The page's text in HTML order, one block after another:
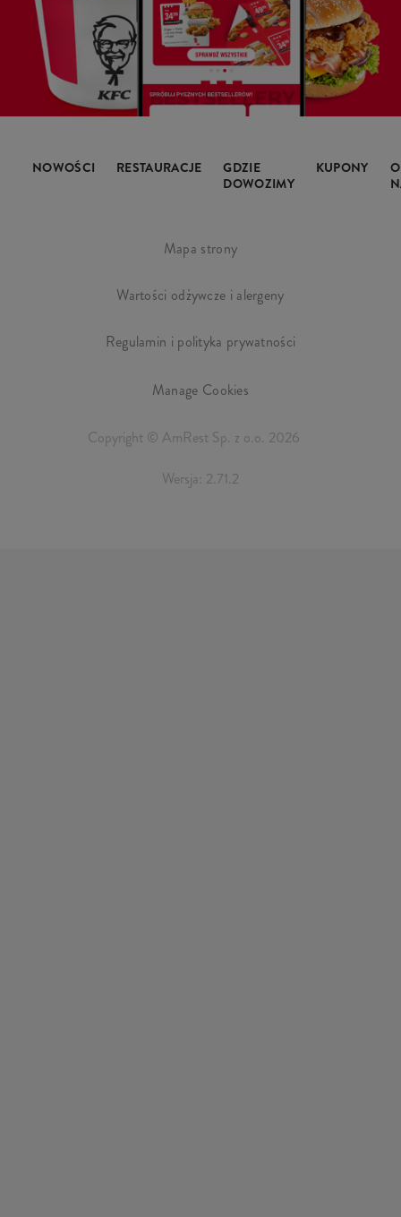
NOWOŚCI RESTAURACJE
GDZIE
DOWOZIMY
KUPONY
O
Mapa strony
Wartości odżywcze i alergeny
Regulamin i polityka prywatności
Manage Cookies
Copyright © AmRest Sp. z o.o. 2026
Wersja: 2.71.2